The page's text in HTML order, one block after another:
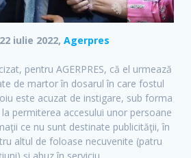
iulie 2022, Agerpres
pentru AGERPRES, că el urmează
de martor în dosarul în care fostul
este acuzat de instigare, sub forma
permiterea accesului unor persoane
ce nu sunt destinate publicităţii, în
altul de foloase necuvenite (patru
şi abuz în serviciu.